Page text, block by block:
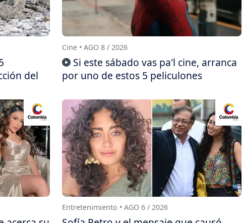
del
Cine • AGO 8 / 2026
Si este sábado vas pa'l cine, arranca
por uno de estos 5 peliculones
Entretenimiento • AGO 6 / 2026